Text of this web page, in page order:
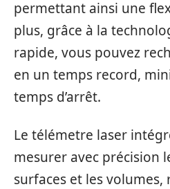
permettant ainsi une
plus, grâce à la
rapide, vous pouvez
en un temps record,
temps d’arrêt.
Le télémetre laser
mesurer avec précision
surfaces et les volumes,